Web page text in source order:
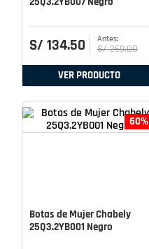
S/ 134.50 S/ 269.00
VER PRODUCTO
60%
Botas de Mujer Chabely
25Q3.2YB001 Negro